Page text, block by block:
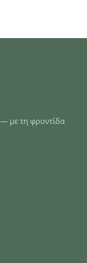
με τη φροντίδα